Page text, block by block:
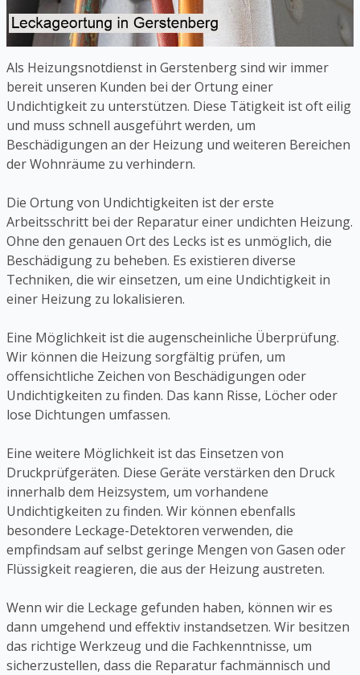
Als Heizungsnotdienst in Gerstenberg sind wir immer
bereit unseren Kunden bei der Ortung einer
Undichtigkeit zu unterstützen. Diese Tätigkeit ist oft eilig
und muss schnell ausgeführt werden, um
Beschädigungen an der Heizung und weiteren Bereichen
der Wohnräume zu verhindern.
Die Ortung von Undichtigkeiten ist der erste
Arbeitsschritt bei der Reparatur einer undichten Heizung.
Ohne den genauen Ort des Lecks ist es unmöglich, die
Beschädigung zu beheben. Es existieren diverse
Techniken, die wir einsetzen, um eine Undichtigkeit in
einer Heizung zu lokalisieren.
Eine Möglichkeit ist die augenscheinliche Überprüfung.
Wir können die Heizung sorgfältig prüfen, um
offensichtliche Zeichen von Beschädigungen oder
Undichtigkeiten zu finden. Das kann Risse, Löcher oder
lose Dichtungen umfassen.
Eine weitere Möglichkeit ist das Einsetzen von
Druckprüfgeräten. Diese Geräte verstärken den Druck
innerhalb dem Heizsystem, um vorhandene
Undichtigkeiten zu finden. Wir können ebenfalls
besondere Leckage-Detektoren verwenden, die
empfindsam auf selbst geringe Mengen von Gasen oder
Flüssigkeit reagieren, die aus der Heizung austreten.
Wenn wir die Leckage gefunden haben, können wir es
dann umgehend und effektiv instandsetzen. Wir besitzen
das richtige Werkzeug und die Fachkenntnisse, um
sicherzustellen, dass die Reparatur fachmännisch und